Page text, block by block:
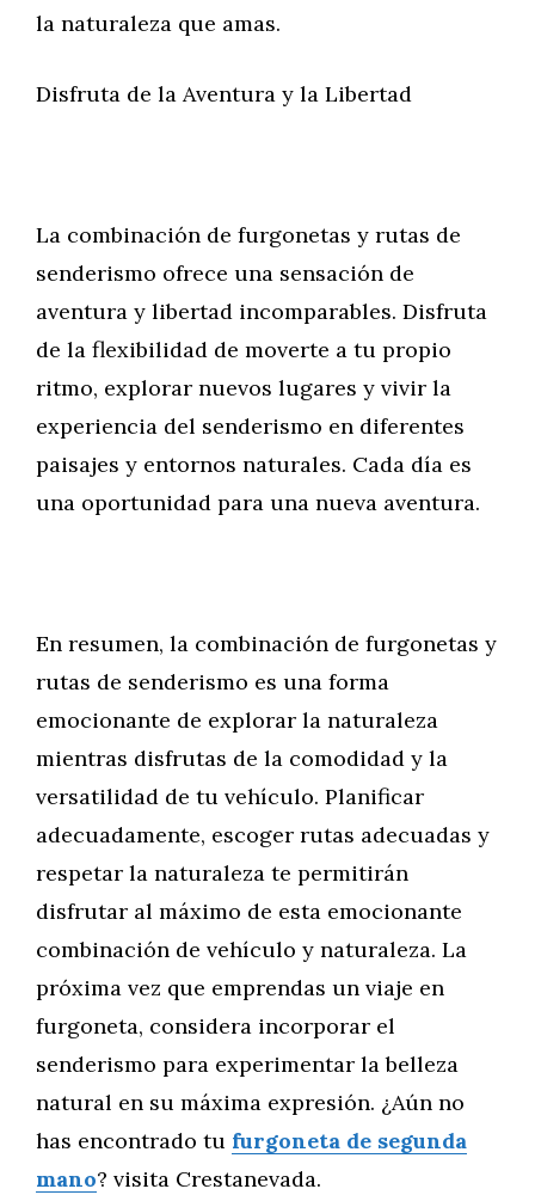
la naturaleza que amas.
Disfruta de la Aventura y la Libertad
La combinación de furgonetas y rutas de
senderismo ofrece una sensación de
aventura y libertad incomparables. Disfruta
de la flexibilidad de moverte a tu propio
ritmo, explorar nuevos lugares y vivir la
experiencia del senderismo en diferentes
paisajes y entornos naturales. Cada día es
una oportunidad para una nueva aventura.
En resumen, la combinación de furgonetas y
rutas de senderismo es una forma
emocionante de explorar la naturaleza
mientras disfrutas de la comodidad y la
versatilidad de tu vehículo. Planificar
adecuadamente, escoger rutas adecuadas y
respetar la naturaleza te permitirán
disfrutar al máximo de esta emocionante
combinación de vehículo y naturaleza. La
próxima vez que emprendas un viaje en
furgoneta, considera incorporar el
senderismo para experimentar la belleza
natural en su máxima expresión. ¿Aún no
has encontrado tu furgoneta de segunda
mano? visita Crestanevada.